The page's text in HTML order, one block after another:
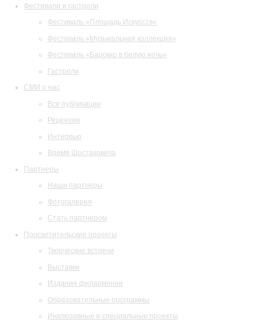
Фестивали и гастроли
Фестиваль «Площадь Искусств»
Фестиваль «Музыкальная коллекция»
Фестиваль «Барокко в белую ночь»
Гастроли
СМИ о нас
Все публикации
Рецензии
Интервью
Время Шостаковича
Партнеры
Наши партнеры
Фотогалерея
Стать партнером
Просветительские проекты
Творческие встречи
Выставки
Издания филармонии
Образовательные программы
Инклюзивные и специальные проекты